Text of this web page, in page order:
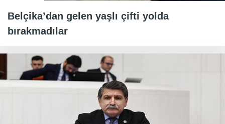
Belçika’dan gelen yaşlı çifti yolda
bırakmadılar